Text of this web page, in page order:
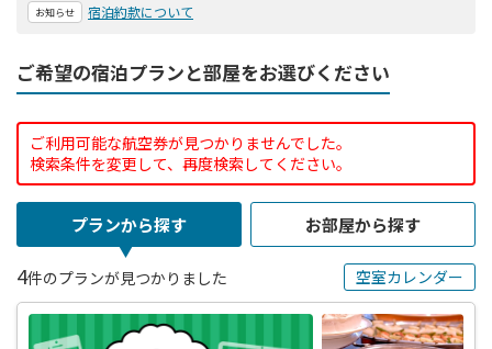
お知らせ 宿泊約款について
ご希望の宿泊プランと部屋をお選びください
ご利用可能な航空券が見つかりませんでした。
検索条件を変更して、再度検索してください。
プランから探す お部屋から探す
4件のプランが見つかりました 空室カレンダー